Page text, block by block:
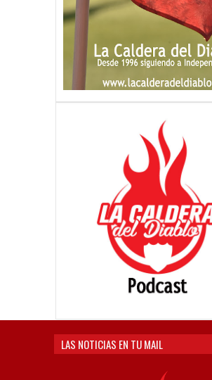
LAS NOTICIAS EN TU MAIL